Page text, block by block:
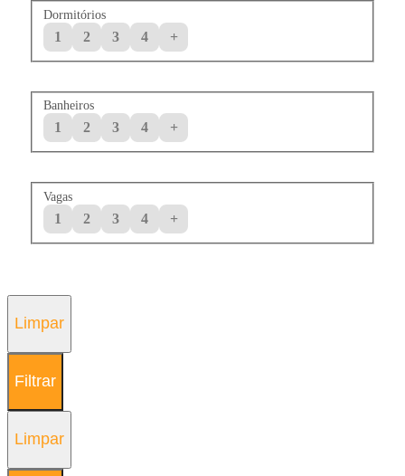
Dormitórios
1 2 3 4 +
Banheiros
1 2 3 4 +
Vagas
1 2 3 4 +
Limpar
Filtrar
Limpar